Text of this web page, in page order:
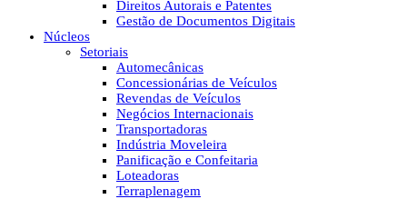
Direitos Autorais e Patentes
Gestão de Documentos Digitais
Núcleos
Setoriais
Automecânicas
Concessionárias de Veículos
Revendas de Veículos
Negócios Internacionais
Transportadoras
Indústria Moveleira
Panificação e Confeitaria
Loteadoras
Terraplenagem